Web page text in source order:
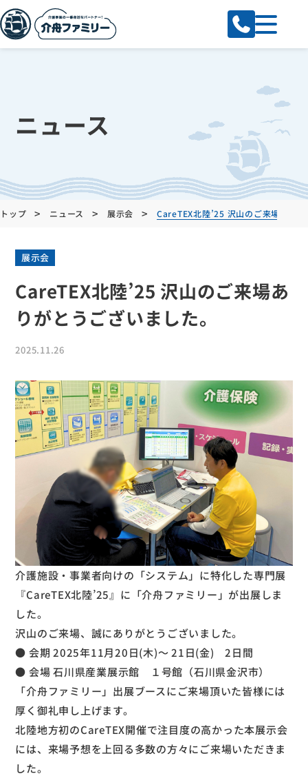
ニュース
トップ > ニュース > 展示会 > CareTEX北陸’25 沢山のご来場あり
展示会
CareTEX北陸’25 沢山のご来場あ
りがとうございました。
2025.11.26
介護施設・事業者向けの「システム」に特化した専門展
『CareTEX北陸’25』に「介舟ファミリー」が出展しま
した。
沢山のご来場、誠にありがとうございました。
● 会期 2025年11月20日(木)～ 21日(金) 2日間
● 会場 石川県産業展示館 １号館（石川県金沢市）
「介舟ファミリー」出展ブースにご来場頂いた皆様には
厚く御礼申し上げます。
北陸地方初のCareTEX開催で注目度の高かった本展示会
には、来場予想を上回る多数の方々にご来場いただきま
した。